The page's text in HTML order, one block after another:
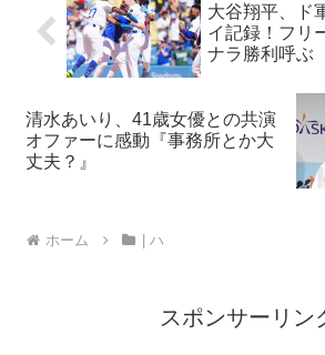
大谷翔平、ド
イ記録！フリ
ナラ勝利呼ぶ
清水あいり、41歳女優との共演
オファーに感動『事務所とか大
丈夫？』
ホーム | ハ
スポンサーリン